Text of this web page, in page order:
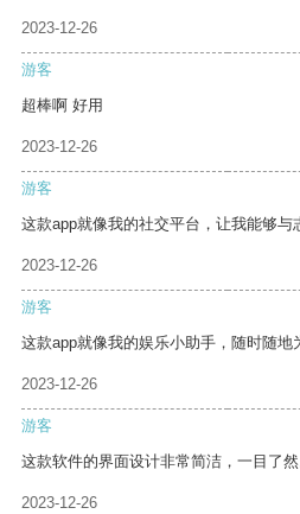
2023-12-26
游客
超棒啊 好用
2023-12-26
游客
这款app就像我的社交平台，让我能够与
2023-12-26
游客
这款app就像我的娱乐小助手，随时随地
2023-12-26
游客
这款软件的界面设计非常简洁，一目了然
2023-12-26